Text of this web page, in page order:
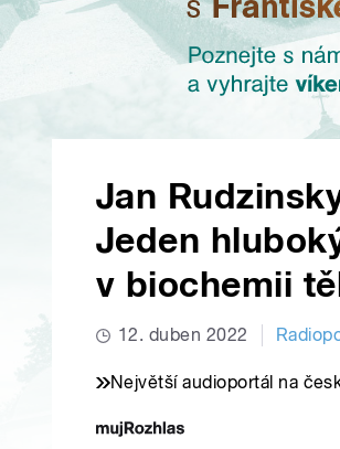
Jan
Jeden
v biochemii
12. duben 2022
Největší audioportál na